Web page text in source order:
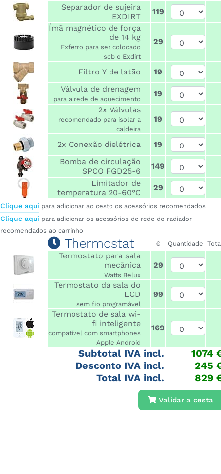
Separador de sujeira
EXDIRT
119
Ímã magnético de força
de 14 kg
Exferro para ser colocado
sob o Exdirt
29
Filtro Y de latão
19
Válvula de drenagem
para a rede de aquecimento
19
2x Válvulas
recomendado para isolar a
caldeira
19
2x Conexão dielétrica
19
Bomba de circulação
SPCO FGD25-6
149
Limitador de
temperatura 20-60°C
29
Clique aqui para adicionar ao cesto os acessórios recomendados
Clique aqui para adicionar os acessórios de rede do radiador
recomendados ao carrinho
Thermostat € Quantidade
Termostato para sala
mecânica
Watts Belux
29
Termostato da sala do
LCD
sem fio programável
99
Termostato de sala wi-
fi inteligente
compatível com smartphones
Apple Android
169
Subtotal IVA incl.
1074
Desconto IVA incl.
245
Total IVA incl.
829
Validar a cesta